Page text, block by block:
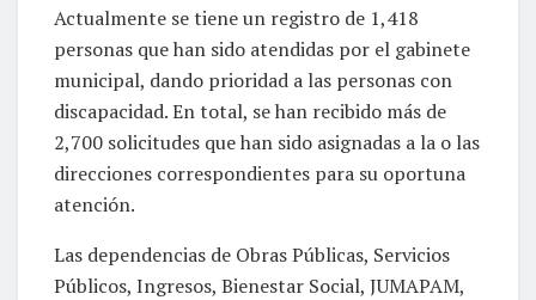
Actualmente se tiene un registro de 1,418
personas que han sido atendidas por el gabinete
municipal, dando prioridad a las personas con
discapacidad. En total, se han recibido más de
2,700 solicitudes que han sido asignadas a la o las
direcciones correspondientes para su oportuna
atención.
Las dependencias de Obras Públicas, Servicios
Públicos, Ingresos, Bienestar Social, JUMAPAM,